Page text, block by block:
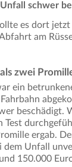
schwer
es dort
am
zwei
ein
beschädigt.
Test
ergab.
dem Unfall
150.000